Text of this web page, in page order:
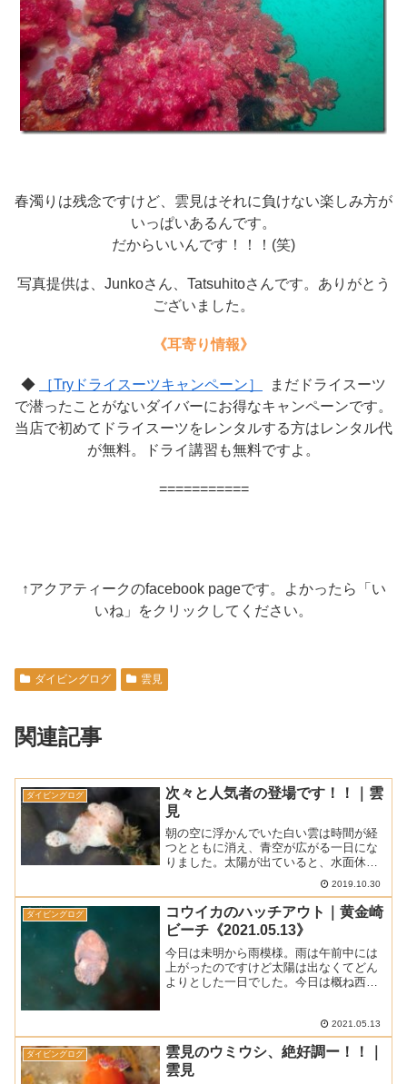
春濁りは残念ですけど、雲見はそれに負けない楽しみ方が
いっぱいあるんです。
だからいいんです！！！(笑)
写真提供は、Junkoさん、Tatsuhitoさんです。ありがとう
ございました。
《耳寄り情報》
◆ ［Tryドライスーツキャンペーン］
まだドライスーツ
で潜ったことがないダイバーにお得なキャンペーンです。
当店で初めてドライスーツをレンタルする方はレンタル代
が無料。ドライ講習も無料ですよ。
===========
↑アクアティークのfacebook pageです。よかったら「い
いね」をクリックしてください。
ダイビングログ 雲見
関連記事
ダイビングログ
次々と人気者の登場です！！｜雲
見
朝の空に浮かんでいた白い雲は時間が経
つとともに消え、青空が広がる一日にな
りました。太陽が出ていると、水面休息
中に外にいても寒く感じることはありま
せんでした。そして海は強も穏やかでコ
ンディションは最高でした。■ 天気 ： 晴
れ■ 気温 ： 2...
2019.10.30
ダイビングログ
コウイカのハッチアウト｜黄金崎
ビーチ《2021.05.13》
今日は未明から雨模様。雨は午前中には
上がったのですけど太陽は出なくてどん
よりとした一日でした。今日は概ね西寄
22.5℃ (松崎町アメダスによる最高気温)
■...
2021.05.13
ダイビングログ
雲見のウミウシ、絶好調ー！！｜
雲見